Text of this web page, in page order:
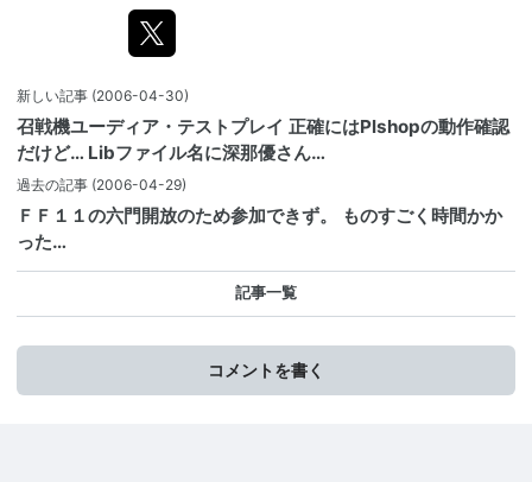
新しい記事 (2006-04-30)
召戦機ユーディア・テストプレイ 正確にはPlshopの動作確認
だけど… Libファイル名に深那優さん…
過去の記事 (2006-04-29)
ＦＦ１１の六門開放のため参加できず。 ものすごく時間かか
った…
記事一覧
コメントを書く